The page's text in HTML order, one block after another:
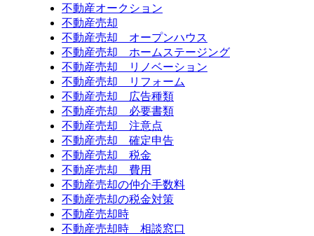
不動産オークション
不動産売却
不動産売却 オープンハウス
不動産売却 ホームステージング
不動産売却 リノベーション
不動産売却 リフォーム
不動産売却 広告種類
不動産売却 必要書類
不動産売却 注意点
不動産売却 確定申告
不動産売却 税金
不動産売却 費用
不動産売却の仲介手数料
不動産売却の税金対策
不動産売却時
不動産売却時 相談窓口